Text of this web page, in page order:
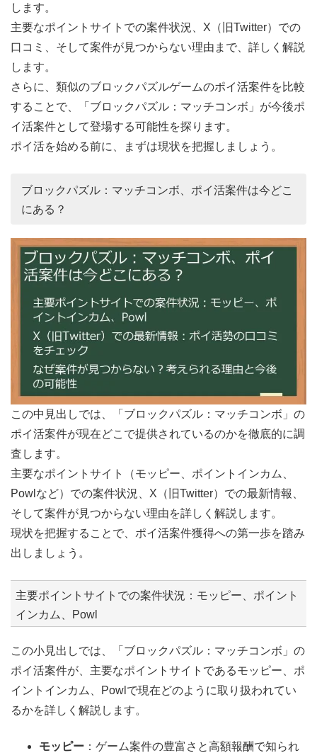
します。
主要なポイントサイトでの案件状況、X（旧Twitter）での
口コミ、そして案件が見つからない理由まで、詳しく解説
します。
さらに、類似のブロックパズルゲームのポイ活案件を比較
することで、「ブロックパズル：マッチコンボ」が今後ポ
イ活案件として登場する可能性を探ります。
ポイ活を始める前に、まずは現状を把握しましょう。
ブロックパズル：マッチコンボ、ポイ活案件は今どこ
にある？
この中見出しでは、「ブロックパズル：マッチコンボ」の
ポイ活案件が現在どこで提供されているのかを徹底的に調
査します。
主要なポイントサイト（モッピー、ポイントインカム、
Powlなど）での案件状況、X（旧Twitter）での最新情報、
そして案件が見つからない理由を詳しく解説します。
現状を把握することで、ポイ活案件獲得への第一歩を踏み
出しましょう。
主要ポイントサイトでの案件状況：モッピー、ポイント
インカム、Powl
この小見出しでは、「ブロックパズル：マッチコンボ」の
ポイ活案件が、主要なポイントサイトであるモッピー、ポ
イントインカム、Powlで現在どのように取り扱われてい
るかを詳しく解説します。
モッピー ：ゲーム案件の豊富さと高額報酬で知られ